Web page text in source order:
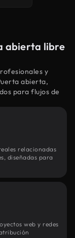
abierta libre
y
abierta,
para flujos de
relacionadas
diseñadas para
web y redes